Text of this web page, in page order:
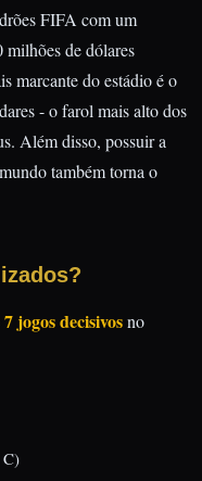
FIFA com um
milhões de dólares
marcante do estádio é o
- o farol mais alto dos
Além disso, possuir a
também torna o
7 jogos decisivosno